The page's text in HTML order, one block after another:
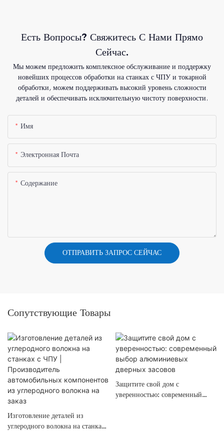
Есть Вопросы? Свяжитесь С Нами Прямо
Сейчас.
Мы можем предложить комплексное обслуживание и поддержку
новейших процессов обработки на станках с ЧПУ и токарной
обработки, можем поддерживать высокий уровень сложности
деталей и обеспечивать исключительную чистоту поверхности.
Имя
Электронная Почта
Содержание
ОТПРАВИТЬ ЗАПРОС СЕЙЧАС
Сопутствующие Товары
Изготовление деталей из
углеродного волокна на станках
Защитите свой дом с
уверенностью: современный